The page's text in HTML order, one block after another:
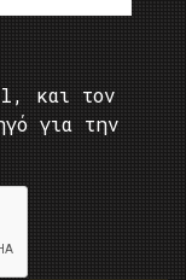
και τον
για την